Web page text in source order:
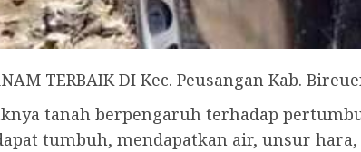
TERBAIK DI Kec. Peusangan Kab.
tanah berpengaruh terhadap
tumbuh, mendapatkan air, unsur